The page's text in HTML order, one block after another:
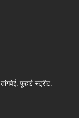
फूहाई स्ट्रीट,